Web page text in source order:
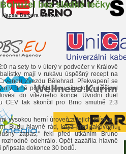
bez sladké tečky
Napsal Barbora Mertová
na sety to v úterý v podvečer v Králově
mají v rukávu úspěšný recept na
Zvezdu Bělehrad. Překvapení se
v Brně potvrdil svou sílu, když dokázal
do vítězného konce. Úvodní duel
CEV tak skončil pro Brno smutně 2:3
vysokou herní úroveň a jejich přístup k
Budu hlavně rád, když proti takovému
zápas,“ řekl před utkáním Bruno
odehrálo. Opět zazářila hlavně
připsala dokonce 30 bodů.